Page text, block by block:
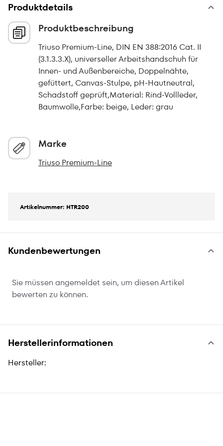
Produktdetails
Produktbeschreibung
Triuso Premium-Line, DIN EN 388:2016 Cat. II
(3.1.3.3.X), universeller Arbeitshandschuh für
Innen- und Außenbereiche, Doppelnähte,
gefüttert, Canvas-Stulpe, pH-Hautneutral,
Schadstoff geprüft,Material: Rind-Vollleder,
Baumwolle,Farbe: beige, Leder: grau
Marke
Triuso Premium-Line
Artikelnummer: HTR200
Kundenbewertungen
Sie müssen angemeldet sein, um diesen Artikel
bewerten zu können.
Herstellerinformationen
Hersteller: